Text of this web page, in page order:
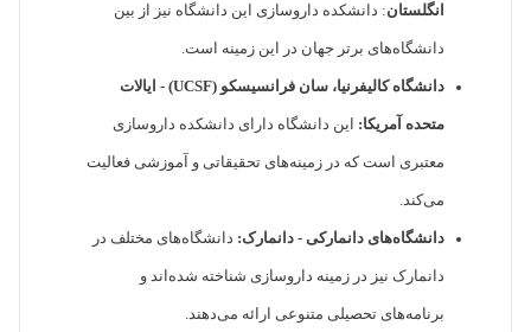
انگلستان: دانشکده داروسازی این دانشگاه نیز از بین
دانشگاه‌های برتر جهان در این زمینه است.
دانشگاه کالیفرنیا، سان فرانسیسکو (UCSF) - ایالات
متحده آمریکا: این دانشگاه دارای دانشکده داروسازی
معتبری است که در زمینه‌های تحقیقاتی و آموزشی فعالیت
می‌کند.
دانشگاه‌های دانمارکی - دانمارک: دانشگاه‌های مختلف در
دانمارک نیز در زمینه داروسازی شناخته شده‌اند و
برنامه‌های تحصیلی متنوعی ارائه می‌دهند.